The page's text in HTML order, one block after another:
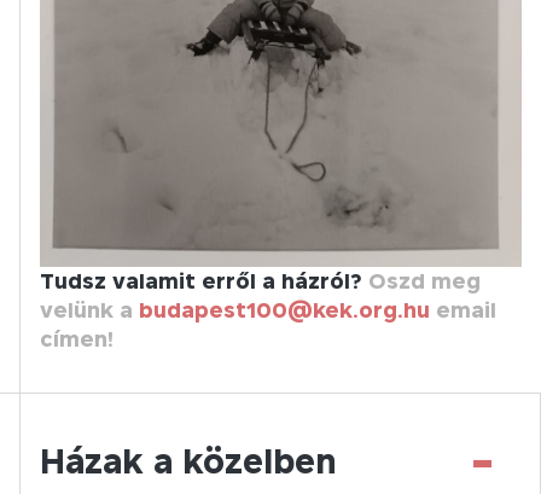
Tudsz valamit erről a házról? Oszd meg
velünk a budapest100@kek.org.hu email
címen!
Házak a közelben -